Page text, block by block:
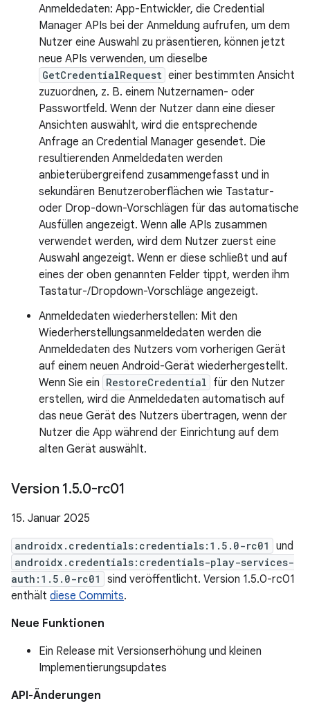
Anmeldedaten: App-Entwickler, die Credential
Manager APIs bei der Anmeldung aufrufen, um dem
Nutzer eine Auswahl zu präsentieren, können jetzt
neue APIs verwenden, um dieselbe
GetCredentialRequest einer bestimmten Ansicht
zuzuordnen, z. B. einem Nutzernamen- oder
Passwortfeld. Wenn der Nutzer dann eine dieser
Ansichten auswählt, wird die entsprechende
Anfrage an Credential Manager gesendet. Die
resultierenden Anmeldedaten werden
anbieterübergreifend zusammengefasst und in
sekundären Benutzeroberflächen wie Tastatur-
oder Drop-down-Vorschlägen für das automatische
Ausfüllen angezeigt. Wenn alle APIs zusammen
verwendet werden, wird dem Nutzer zuerst eine
Auswahl angezeigt. Wenn er diese schließt und auf
eines der oben genannten Felder tippt, werden ihm
Tastatur-/Dropdown-Vorschläge angezeigt.
Anmeldedaten wiederherstellen: Mit den
Wiederherstellungsanmeldedaten werden die
Anmeldedaten des Nutzers vom vorherigen Gerät
auf einem neuen Android-Gerät wiederhergestellt.
Wenn Sie ein RestoreCredential für den Nutzer
erstellen, wird die Anmeldedaten automatisch auf
das neue Gerät des Nutzers übertragen, wenn der
Nutzer die App während der Einrichtung auf dem
alten Gerät auswählt.
Version 1.5.0-rc01
15. Januar 2025
androidx.credentials:credentials:1.5.0-rc01 und
androidx.credentials:credentials-play-services-
auth:1.5.0-rc01
sind veröffentlicht. Version 1.5.0-rc01
enthält diese Commits.
Neue Funktionen
Ein Release mit Versionserhöhung und kleinen
Implementierungsupdates
API-Änderungen